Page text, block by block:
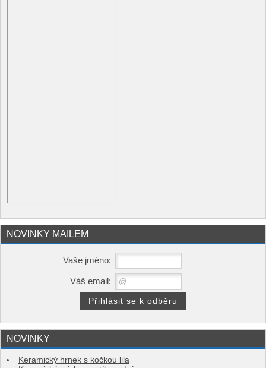
NOVINKY MAILEM
Vaše jméno:
Váš email:
NOVINKY
Keramický hrnek s kočkou lila